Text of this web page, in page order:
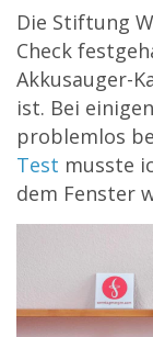
Die Stiftung
Check
Akkusauger-
ist. Bei
problemlos
Test musste
dem Fenster